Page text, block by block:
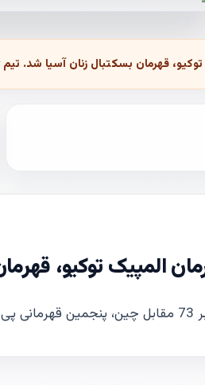
تیم ژاپن با برتری 78 بر 73 مقابل چین، پنجمین قهرمانی پی در پی خود را در آسیا جشن گرفت.
المپیک توکیو،